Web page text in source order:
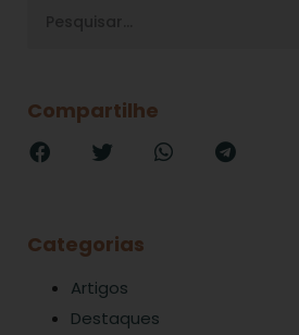
Compartilhe
Categorias
Artigos
Destaques